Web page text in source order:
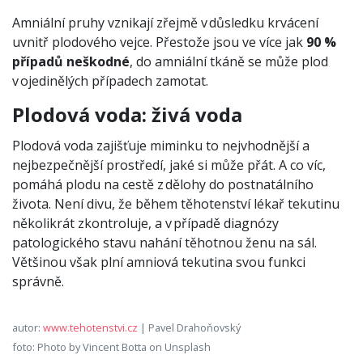
Amniální pruhy vznikají zřejmě v důsledku krvácení
uvnitř plodového vejce. Přestože jsou ve více jak 90 %
případů neškodné, do amniální tkáně se může plod
v ojedinělých případech zamotat.
Plodová voda: živá voda
Plodová voda zajišťuje miminku to nejvhodnější a
nejbezpečnější prostředí, jaké si může přát. A co víc,
pomáhá plodu na cestě z dělohy do postnatálního
života. Není divu, že během těhotenství lékař tekutinu
několikrát zkontroluje, a v případě diagnózy
patologického stavu nahání těhotnou ženu na sál.
Většinou však plní amniová tekutina svou funkci
správně.
autor: www.tehotenstvi.cz | Pavel Drahoňovský
foto: Photo by Vincent Botta on Unsplash